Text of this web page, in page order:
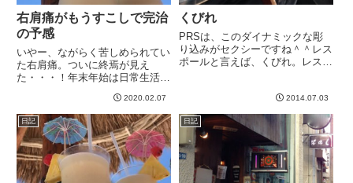
右肩痛がもうすこしで完治
の予感
いやー、ながらく苦しめられてい
た右肩痛。ついに終焉が見え
た・・・！年末年始は日常生活に
いにレントゲンとかMRIとか撮っ
てくれるような病院に行くことを
決意。そしたら、スポーツ整形の
分野で実績のある病院が比較的近
く...
2020.02.07
くびれ
PRSは、このダイナミックな彫
り込みがセクシーですね＾＾レス
ポールと言えば、くびれ。レスポ
2014.07.03
日記 日記